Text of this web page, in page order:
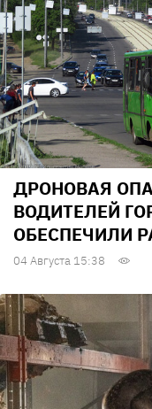
ДРОНОВАЯ
ВОДИТЕЛЕЙ
ОБЕСПЕЧИЛИ
04 Августа 15:38